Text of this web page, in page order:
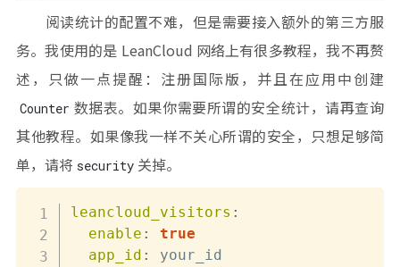
阅读统计的配置不难，但是需要接入额外的第三方服
务。我使用的是 LeanCloud 网络上有很多教程，我不再赘
述，只做一点提醒：注册国际版，并且在应用中创建
Counter 数据表。如果你需要所谓的安全统计，请再查询
其他教程。如果像我一样不关心所谓的安全，只想足够简
单，请将 security 关掉。
leancloud_visitors :
enable :
true
app_id :
your_id